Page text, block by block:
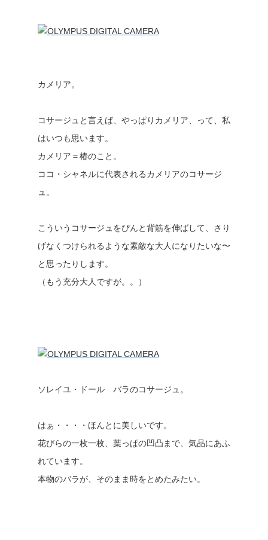
カメリア。
コサージュと言えば、やっぱりカメリア、って、私
はいつも思います。
カメリア＝椿のこと。
ココ・シャネルに代表されるカメリアのコサージ
ュ。
こういうコサージュをぴんと背筋を伸ばして、さり
げなくつけられるような素敵な大人になりたいな〜
と思ったりします。
（もう充分大人ですが。。）
ソレイユ・ドール バラのコサージュ。
はぁ・・・・ほんとに美しいです。
花びらの一枚一枚、葉っぱの凹凸まで、気品にあふ
れています。
本物のバラが、そのまま時をとめたみたい。